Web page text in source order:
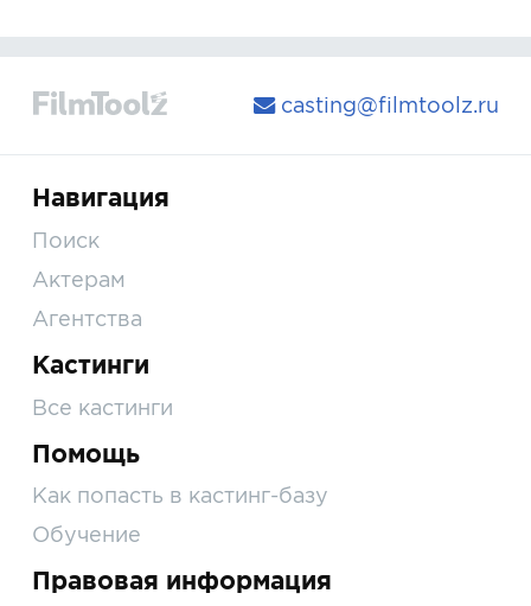
casting@filmtoolz.ru
Навигация
Поиск
Актерам
Агентства
Кастинги
Все кастинги
Помощь
Как попасть в кастинг-базу
Обучение
Правовая информация